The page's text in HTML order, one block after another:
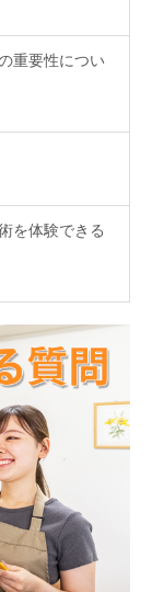
重要性につい
を体験できる